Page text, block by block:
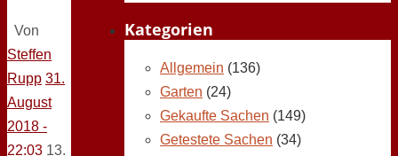
Von
Steffen
Rupp 31.
August
2018 -
22:03 13.
Kategorien
Allgemein (136)
Garten (24)
Gekaufte Sachen (149)
Getestete Sachen (34)